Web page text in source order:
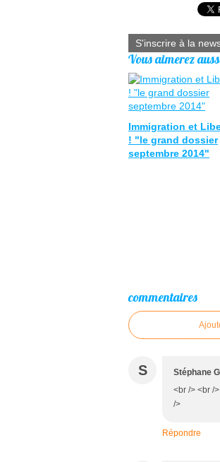
S'inscrire à la
Vous aimerez
Immigration et
! "le grand dossier
septembre 2014"
commentaires
S Stéphane
<br /> <br /
/>
Répondre